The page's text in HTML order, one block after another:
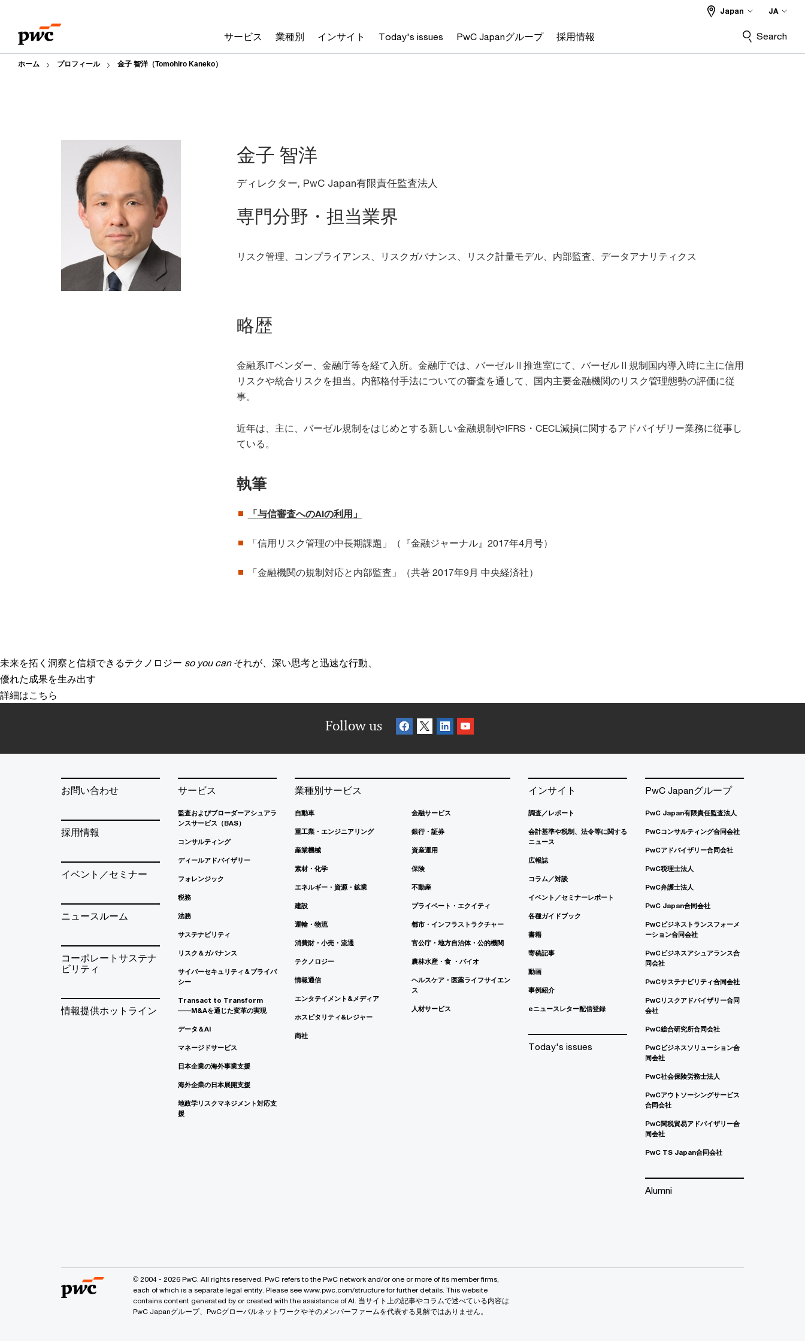
content
footer
サービス 業種別 インサイト Today's issues PwC Japanグループ 採用情報
Japan JA
Search
ホーム プロフィール 金子 智洋（Tomohiro Kaneko）
金子 智洋
ディレクター, PwC Japan有限責任監査法人
専門分野・担当業界
リスク管理、コンプライアンス、リスクガバナンス、リスク計量モデル、内部監査、データアナリティクス
略歴
金融系ITベンダー、金融庁等を経て入所。金融庁では、バーゼルⅡ推進室にて、バーゼルⅡ規制国内導入時に主に信用
リスクや統合リスクを担当。内部格付手法についての審査を通して、国内主要金融機関のリスク管理態勢の評価に従
事。
近年は、主に、バーゼル規制をはじめとする新しい金融規制やIFRS・CECL減損に関するアドバイザリー業務に従事し
ている。
執筆
「与信審査へのAIの利用」
「信用リスク管理の中長期課題」（『金融ジャーナル』2017年4月号）
「金融機関の規制対応と内部監査」（共著 2017年9月 中央経済社）
未来を拓く洞察と信頼できるテクノロジー so you can それが、深い思考と迅速な行動、
優れた成果を生み出す
詳細はこちら
Follow us
お問い合わせ
採用情報
イベント／セミナー
ニュースルーム
コーポレートサステナ
ビリティ
情報提供ホットライン
サービス
監査およびブローダーアシュアラ
ンスサービス（BAS）
コンサルティング
ディールアドバイザリー
フォレンジック
税務
法務
サステナビリティ
リスク＆ガバナンス
サイバーセキュリティ＆プライバ
シー
Transact to Transform
――M&Aを通じた変革の実現
データ＆AI
マネージドサービス
日本企業の海外事業支援
海外企業の日本展開支援
地政学リスクマネジメント対応支
援
業種別サービス
自動車
重工業・エンジニアリング
産業機械
素材・化学
エネルギー・資源・鉱業
建設
運輸・物流
消費財・小売・流通
テクノロジー
情報通信
エンタテイメント&メディア
ホスピタリティ&レジャー
商社
金融サービス
銀行・証券
資産運用
保険
不動産
プライベート・エクイティ
都市・インフラストラクチャー
官公庁・地方自治体・公的機関
農林水産・食 ・バイオ
ヘルスケア・医薬ライフサイエン
ス
人材サービス
インサイト
調査／レポート
会計基準や税制、法令等に関する
ニュース
広報誌
コラム／対談
イベント／セミナーレポート
各種ガイドブック
書籍
寄稿記事
動画
事例紹介
eニュースレター配信登録
Today's issues
PwC Japanグループ
PwC Japan有限責任監査法人
PwCコンサルティング合同会社
PwCアドバイザリー合同会社
PwC税理士法人
PwC弁護士法人
PwC Japan合同会社
PwCビジネストランスフォーメ
ーション合同会社
PwCビジネスアシュアランス合
同会社
PwCサステナビリティ合同会社
PwCリスクアドバイザリー合同
会社
PwC総合研究所合同会社
PwCビジネスソリューション合
同会社
PwC社会保険労務士法人
PwCアウトソーシングサービス
合同会社
PwC関税貿易アドバイザリー合
同会社
PwC TS Japan合同会社
Alumni
© 2004 - 2026 PwC. All rights reserved. PwC refers to the PwC network and/or one or more of its member firms,
each of which is a separate legal entity. Please see www.pwc.com/structure for further details. This website
contains content generated by or created with the assistance of AI. 当サイト上の記事やコラムで述べている内容は
PwC Japanグループ、PwCグローバルネットワークやそのメンバーファームを代表する見解ではありません。